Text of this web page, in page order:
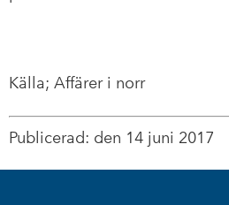
Källa; Affärer i norr
Publicerad: den 14 juni 2017